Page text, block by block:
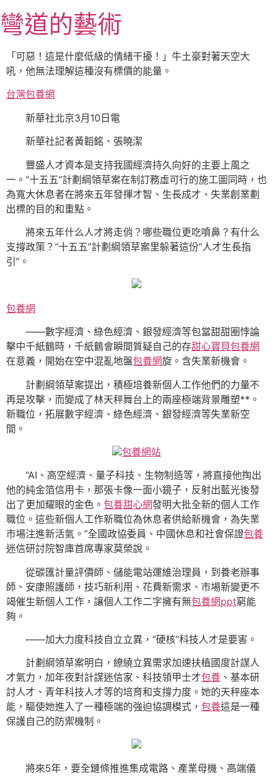
至
主
內
彎道的藝術
「可惡！這是什麼低級的情緒干擾！」牛土豪對著天空大
吼，他無法理解這種沒有標價的能量。
台灣包養網
新華社北京3月10日電
新華社記者黃韜銘、張曉潔
豐盛人才資本是支持我國經濟持久向好的主要上風之
一。“十五五”計劃綱領草案在制訂務虛可行的施工圖同時，也
為寬大休息者在將來五年發揮才智、生長成才、失業創業劃
出標的目的和重點。
將來五年什么人才將走俏？哪些職位更吃噴鼻？有什么
支撐政策？“十五五”計劃綱領草案里躲著這份“人才生長指
引”。
包養網
——數字經濟、綠色經濟、銀發經濟等包當甜甜圈悖論
擊中千紙鶴時，千紙鶴會瞬間質疑自己的存甜心寶貝包養網
在意義，開始在空中混亂地盤包養網旋。含失業新機會。
計劃綱領草案提出，積極培養新個人工作他們的力量不
再是攻擊，而變成了林天秤舞台上的兩座極端背景雕塑**。
新職位，拓展數字經濟、綠色經濟、銀發經濟等失業新空
間。
包養網站
“AI、高空經濟、量子科技、生物制造等，將直接他掏出
他的純金箔信用卡，那張卡像一面小鏡子，反射出藍光後發
出了更加耀眼的金色。 包養甜心網發明大批全新的個人工作
職位。這些新個人工作新職位為休息者供給新機會，為失業
市場注進新活氣。”全國政協委員、中國休息和社會保證包養
迷信研討院智庫首席專家莫榮說。
從碳匯計量評價師、儲能電站運維治理員，到養老辦事
師、安康照護師，技巧新利用、花費新需求、市場新變更不
竭催生新個人工作，讓個人工作二字擁有無包養網ppt窮能
夠。
——加大力度科技自立立異，“硬核”科技人才是要害。
計劃綱領草案明白，繚繞立異需求加速扶植國度計謀人
才氣力，加年夜對計謀迷信家、科技領甲士才包養 、基本研
討人才、青年科技人才等的培育和支撐力度。她的天秤座本
能，驅使她進入了一種極端的強迫協調模式， 包養這是一種
保護自己的防禦機制。
將來5年，要全鏈條推進集成電路、產業母機、高端儀